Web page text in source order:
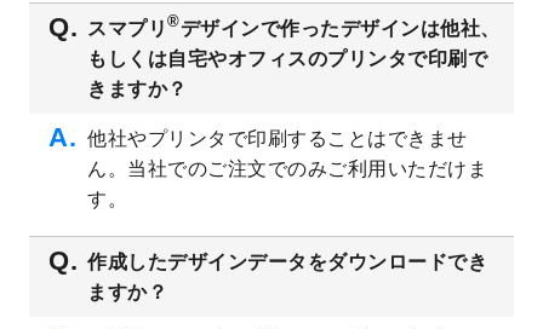
いたしました。
2023/6/12
うちわのデザインテンプレート
を公開いた
しました。
を公開いたしました。
2023/5/9
書類カバー（見積書表紙）のデザインテン
追加しました。
2023/4/20
スマプリ ®デザインで作ったデザインは他社、
もしくは自宅やオフィスのプリンタで印刷で
きますか？
他社やプリンタで印刷することはできませ
ん。当社でのご注文でのみご利用いただけま
す。
作成したデザインデータをダウンロードでき
ますか？